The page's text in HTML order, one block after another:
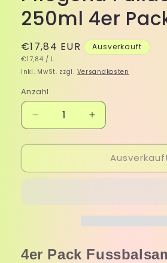
250ml 4er
Normaler
Preis
€17,84 EUR
GRUNDPREIS
€17,84 / PRO
L
Ausverkauft
Inkl. MwSt. zzgl. Versandkosten
Anzahl
Verringere
die
Menge
Fußpflege
Hof
Erhöhe
die
Menge
Fußpflege
Hof
4er Pack